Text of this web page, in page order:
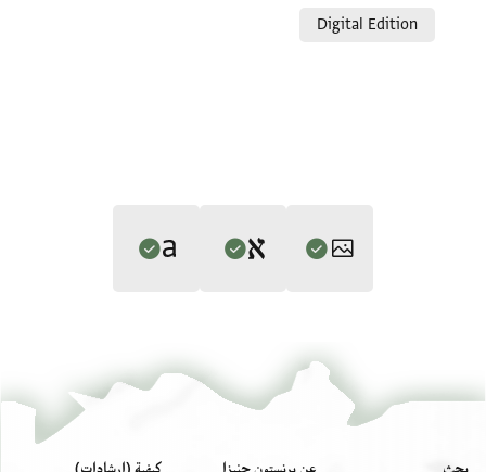
Digital Edition
S. D. Goitein's unpublished edition (1950–85).
. . . . . . . . . . . . . . . . . . . .]מבורך בר [. . . . . . . . . . .
Oded Zinger, "Jewish Women in Muslim Legal Venues," in
Language, Gender and Law in the Judaeo-Islamic Milieu
T-S 20.32 1v تكبير و تدوير